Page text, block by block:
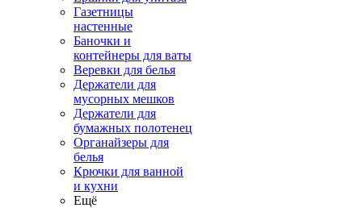
Газетницы
настенные
Баночки и
контейнеры для ваты
Веревки для белья
Держатели для
мусорных мешков
Держатели для
бумажных полотенец
Органайзеры для
белья
Крючки для ванной
и кухни
Ещё